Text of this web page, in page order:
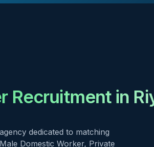
Recruitment in
dedicated to matching
Domestic Worker, Private